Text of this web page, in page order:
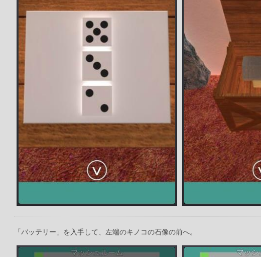
「バッテリー」を入手して、左端のキノコの石像の前へ。